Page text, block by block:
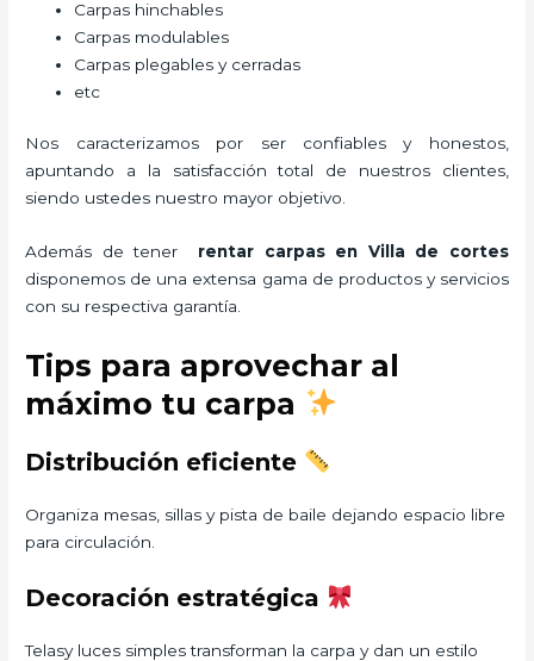
Carpas hinchables
Carpas modulables
Carpas plegables y cerradas
etc
Nos caracterizamos por ser confiables y honestos,
apuntando a la satisfacción total de nuestros clientes,
siendo ustedes nuestro mayor objetivo.
Además de tener rentar carpas en Villa de cortes
disponemos de una extensa gama de productos y servicios
con su respectiva garantía.
Tips para aprovechar al
máximo tu carpa
Distribución eficiente
Organiza mesas, sillas y pista de baile dejando espacio libre
para circulación.
Decoración estratégica
Telasy luces simples transforman la carpa y dan un estilo